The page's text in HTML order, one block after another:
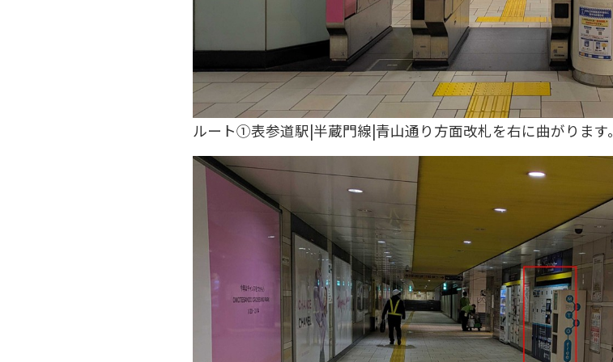
ルート①表参道駅|半蔵門線|青山通り方面改札を右に曲がります。